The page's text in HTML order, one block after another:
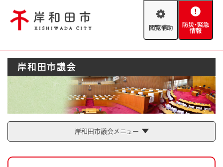
閲
助
防
緊
情
報
Foreign language
やさしい日本語
防災・緊急情報
ハザードマップ AED設置箇所
とじる
岸和田市議会
岸和田市議会メニュー
本